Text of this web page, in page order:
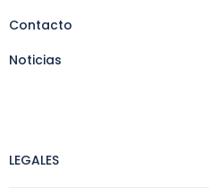
Contacto
Noticias
LEGALES